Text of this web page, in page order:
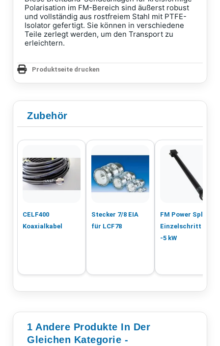
Polarisation im FM-Bereich sind äußerst robust
und vollständig aus rostfreiem Stahl mit PTFE-
Isolator gefertigt. Sie können in verschiedene
Teile zerlegt werden, um den Transport zu
erleichtern.
Produktseite drucken
Zubehör
CELF400
Koaxialkabel
Stecker 7/8 EIA
für LCF78
FM Power Splitter
Einzelschritt - 1
-5 kW
1 Andere Produkte In Der
Gleichen Kategorie -